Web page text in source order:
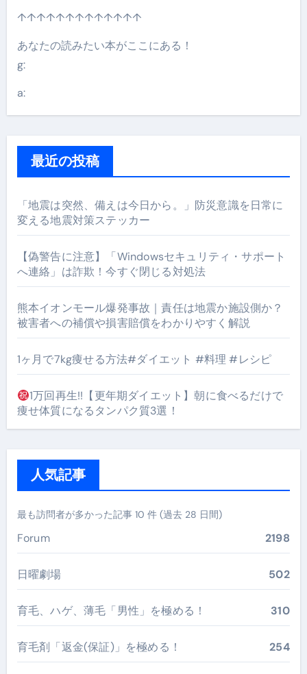
↑↑↑↑↑↑↑↑↑↑↑↑↑
あなたの読みたい本がここにある！
g:
a:
最近の投稿
「地震は突然、備えは今日から。」防災意識を日常に
変える地震対策ステッカー
【偽警告に注意】「Windowsセキュリティ・サポート
へ連絡」は詐欺！今すぐ閉じる対処法
熊本イオンモール爆発事故｜責任は地震か施設側か？
被害者への補償や損害賠償をわかりやすく解説
1ヶ月で7kg痩せる方法#ダイエット #料理 #レシピ
1万回再生!!【更年期ダイエット】朝に食べるだけで
痩せ体質になるタンパク質3選！
人気記事
最も訪問者が多かった記事 10 件 (過去 28 日間)
Forum 2198
日曜劇場 502
育毛、ハゲ、薄毛「男性」を極める！ 310
育毛剤「返金(保証)」を極める！ 254